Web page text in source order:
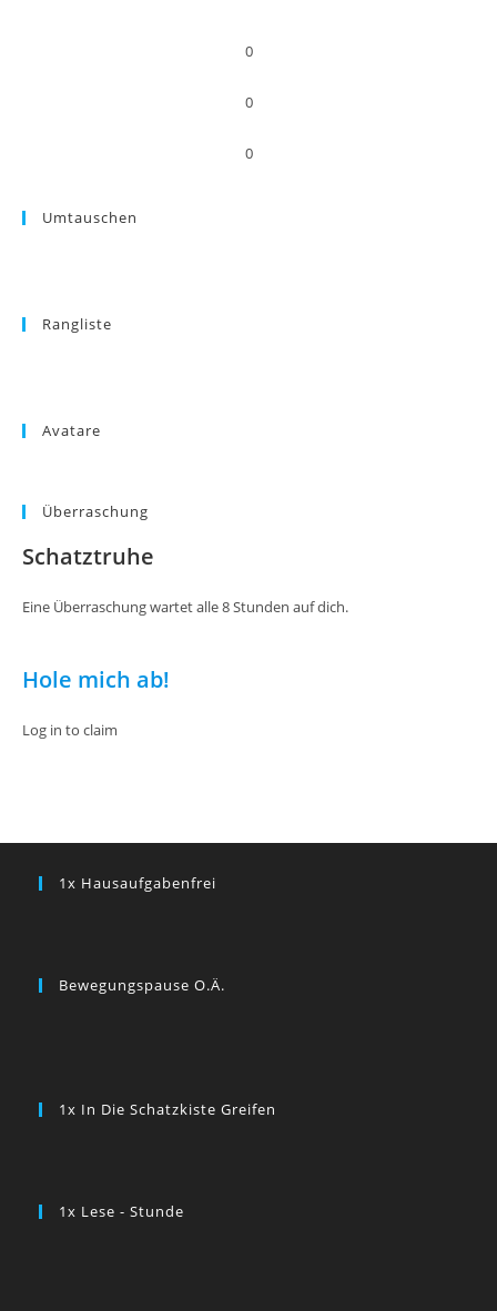
0
0
0
Umtauschen
Rangliste
Avatare
Überraschung
Schatztruhe
Eine Überraschung wartet alle 8 Stunden auf dich.
Hole mich ab!
Log in to claim
1x Hausaufgabenfrei
Bewegungspause O.ä.
1x In Die Schatzkiste Greifen
1x Lese - Stunde